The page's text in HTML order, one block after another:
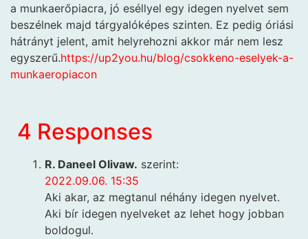
a munkaerőpiacra, jó eséllyel egy idegen nyelvet sem
beszélnek majd tárgyalóképes szinten. Ez pedig óriási
hátrányt jelent, amit helyrehozni akkor már nem lesz
egyszerű.https://up2you.hu/blog/csokkeno-eselyek-a-
munkaeropiacon
4 Responses
R. Daneel Olivaw. szerint:
2022.09.06. 15:35
Aki akar, az megtanul néhány idegen nyelvet.
Aki bír idegen nyelveket az lehet hogy jobban
boldogul.